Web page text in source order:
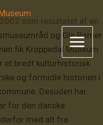
som resultatet af en
og Ole Rømer
fik Kroppedal Museum
et bredt kulturhistorisk
og formidle historien i
Desuden har
for den danske
med alt fra